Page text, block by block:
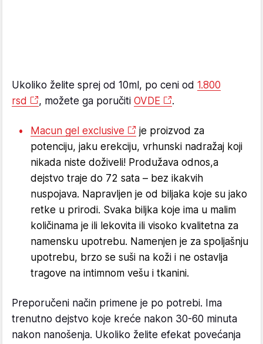
Ukoliko želite sprej od 10ml, po ceni od 1.800
rsd
, možete ga poručiti OVDE .
Macun gel exclusive
je proizvod za
potenciju, jaku erekciju, vrhunski nadražaj koji
nikada niste doživeli! Produžava odnos,a
dejstvo traje do 72 sata – bez ikakvih
nuspojava. Napravljen je od biljaka koje su jako
retke u prirodi. Svaka biljka koje ima u malim
količinama je ili lekovita ili visoko kvalitetna za
namensku upotrebu. Namenjen je za spoljašnju
upotrebu, brzo se suši na koži i ne ostavlja
tragove na intimnom vešu i tkanini.
Preporučeni način primene je po potrebi. Ima
trenutno dejstvo koje kreće nakon 30-60 minuta
nakon nanošenja. Ukoliko želite efekat povećanja